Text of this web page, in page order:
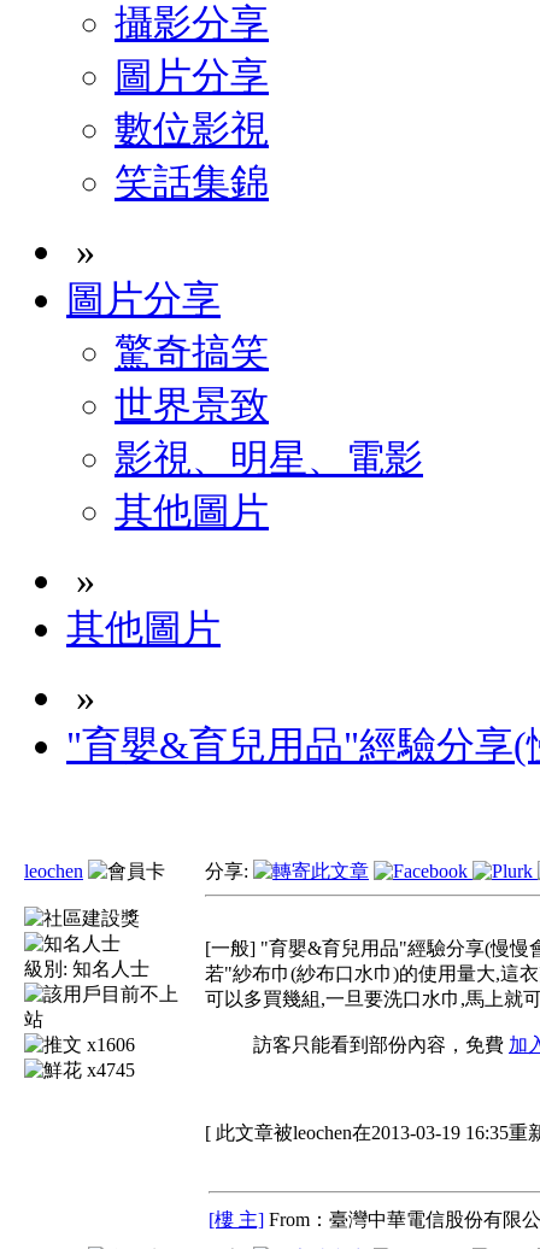
攝影分享
圖片分享
數位影視
笑話集錦
»
圖片分享
驚奇搞笑
世界景致
影視、明星、電影
其他圖片
»
其他圖片
»
"育嬰&育兒用品"經驗分享(
leochen
級別: 知名人士
x1606
x4745
分享:
[一般] "育嬰&育兒用品"經驗分享(慢慢
若"紗布巾(紗布口水巾)的使用量大,這
可以多買幾組,一旦要洗口水巾,馬上就
訪客只能看到部份內容，免費 加
[ 此文章被leochen在2013-03-19 16:35重
[樓 主] From：臺灣中華電信股份有限